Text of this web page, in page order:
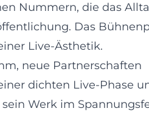
Nummern, die das
Das
Live-Ästhetik.
neue Partnerschaften
dichten Live-
Werk im